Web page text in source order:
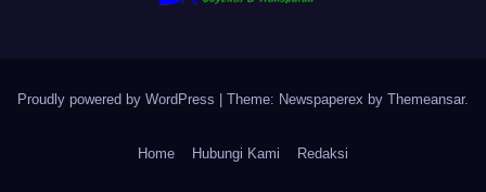
Proudly powered by WordPress Theme: Newspaperex by Themeansar.
Home Hubungi Kami Redaksi